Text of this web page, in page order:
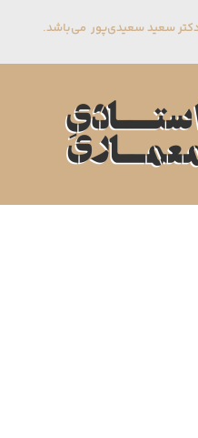
سعید سعیدی‌پور می‌باشد.